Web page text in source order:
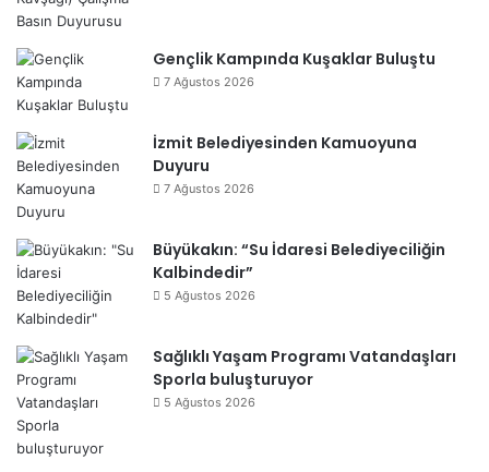
Gençlik Kampında Kuşaklar Buluştu
7 Ağustos 2026
İzmit Belediyesinden Kamuoyuna
Duyuru
7 Ağustos 2026
Büyükakın: “Su İdaresi Belediyeciliğin
Kalbindedir”
5 Ağustos 2026
Sağlıklı Yaşam Programı Vatandaşları
Sporla buluşturuyor
5 Ağustos 2026